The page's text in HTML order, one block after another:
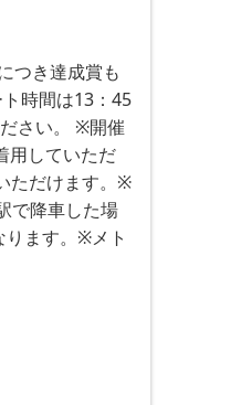
つき達成賞も
時間は13：45
さい。 ※開催
用していただ
ただけます。※
で降車した場
ます。※メト